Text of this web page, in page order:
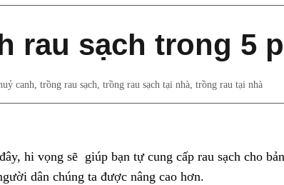
rau sạch trong 5
canh, trồng rau sạch, trồng rau sạch tại nhà, trồng rau tại nhà
hi vọng sẽ giúp bạn tự cung cấp rau sạch cho
dân chúng ta được nâng cao hơn.